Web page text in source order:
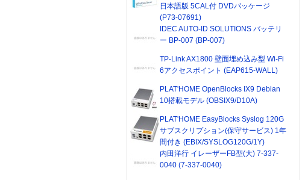
日本語版 5CAL付 DVDパッケージ
(P73-07691)
IDEC AUTO-ID SOLUTIONS バッテリ
ー BP-007 (BP-007)
TP-Link AX1800 壁面埋め込み型 Wi-Fi
6アクセスポイント (EAP615-WALL)
PLAT'HOME OpenBlocks IX9 Debian
10搭載モデル (OBSIX9/D10A)
PLAT'HOME EasyBlocks Syslog 120G
サブスクリプション(保守サービス) 1年
間付き (EBIX/SYSLOG120G/1Y)
内田洋行 イレーザーFB型(大) 7-337-
0040 (7-337-0040)